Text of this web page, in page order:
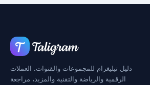
دليل تيليغرام للمجموعات والقنوات. العملات
الرقمية والرياضة والتقنية والمزيد، مراجعة